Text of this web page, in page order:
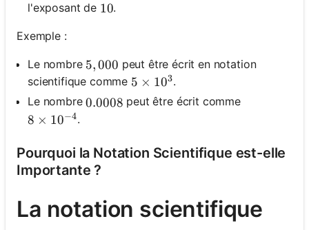
l'exposant de 10
10.
Exemple :
Le nombre 5,000
5,000 peut être écrit en notation
scientifique comme 5 \times 10^3
5 × 103.
Le nombre0.0008
0.0008 peut être écrit comme
8 \times 10^{-4}
8 × 10−4.
Pourquoi la Notation Scientifique est-elle
Importante ?
La notation scientifique